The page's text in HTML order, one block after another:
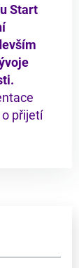
Start
přijetí